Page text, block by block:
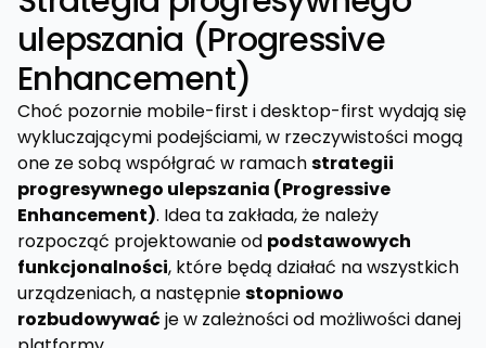
ulepszania (Progressive
Enhancement)
Choć pozornie mobile-first i desktop-first wydają się
wykluczającymi podejściami, w rzeczywistości mogą
one ze sobą współgrać w ramachstrategii
progresywnego ulepszania (Progressive
Enhancement). Idea ta zakłada, że należy
rozpocząć projektowanie od podstawowych
funkcjonalności, które będą działać na wszystkich
urządzeniach, a następniestopniowo
rozbudowywać je w zależności od możliwości danej